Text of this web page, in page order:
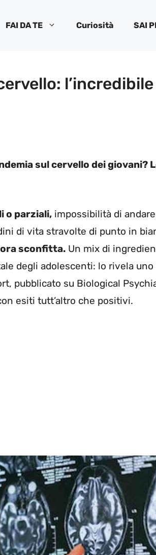
FAI DA TE Curiosità SAI
l’incredibile
sul cervello dei giovani?
o parziali, impossibilità di
di vita stravolte di punto in
sconfitta. Un mix di
degli adolescenti: lo rivela uno
pubblicato su Biological
esiti tutt’altro che positivi.